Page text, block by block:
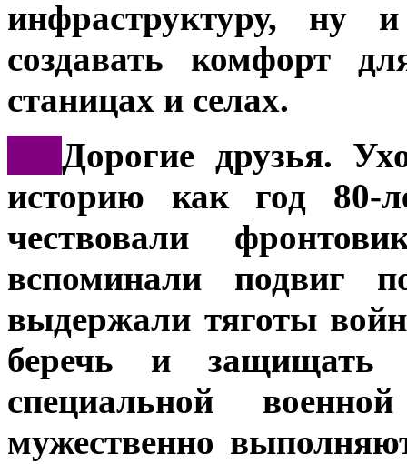
инфраструктуру, ну
создавать комфорт
станицах и селах.
Дорогие друзья.
историю как год
чествовали
вспоминали подвиг
выдержали тяготы
беречь и
специальной
мужественно